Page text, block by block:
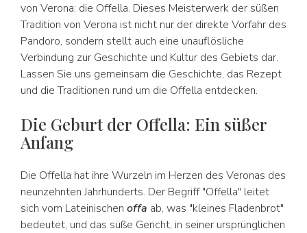
von Verona: die Offella. Dieses Meisterwerk der süßen
Tradition von Verona ist nicht nur der direkte Vorfahr des
Pandoro, sondern stellt auch eine unauflösliche
Verbindung zur Geschichte und Kultur des Gebiets dar.
Lassen Sie uns gemeinsam die Geschichte, das Rezept
und die Traditionen rund um die Offella entdecken.
Die Geburt der Offella: Ein süßer
Anfang
Die Offella hat ihre Wurzeln im Herzen des Veronas des
neunzehnten Jahrhunderts. Der Begriff "Offella" leitet
sich vom Lateinischen offa ab, was "kleines Fladenbrot"
bedeutet, und das süße Gericht, in seiner ursprünglichen